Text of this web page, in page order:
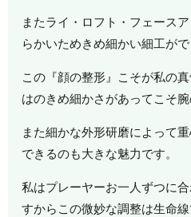
またライ・ロフト・フェース
らかいためきめ細かい細工がで
この『顔の整形』こそが私の
はのきめ細かさがあってこそ
また細かな外形研磨によって
できるのも大きな魅力です。
私はプレーヤーお一人ずつに
すからこの微妙な調整は生命線